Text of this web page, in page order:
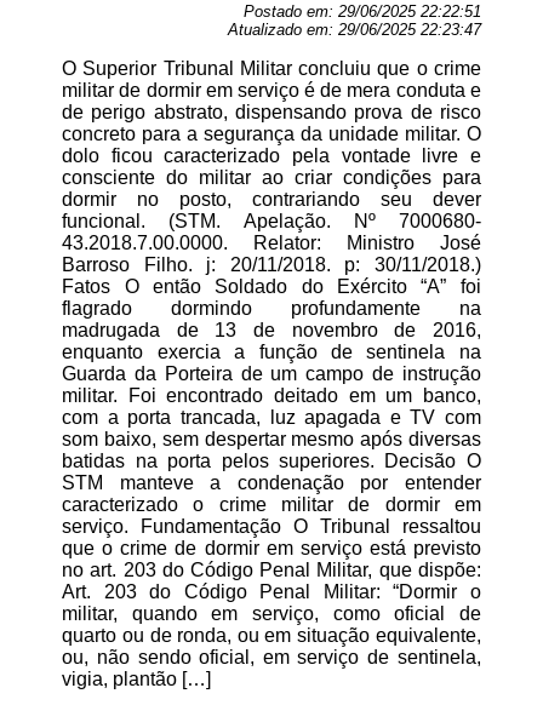
Postado em: 29/06/2025 22:22:51
Atualizado em: 29/06/2025 22:23:47
O Superior Tribunal Militar concluiu que o crime
militar de dormir em serviço é de mera conduta e
de perigo abstrato, dispensando prova de risco
concreto para a segurança da unidade militar. O
dolo ficou caracterizado pela vontade livre e
consciente do militar ao criar condições para
dormir no posto, contrariando seu dever
funcional. (STM. Apelação. Nº 7000680-
43.2018.7.00.0000. Relator: Ministro José
Barroso Filho. j: 20/11/2018. p: 30/11/2018.)
Fatos O então Soldado do Exército “A” foi
flagrado dormindo profundamente na
madrugada de 13 de novembro de 2016,
enquanto exercia a função de sentinela na
Guarda da Porteira de um campo de instrução
militar. Foi encontrado deitado em um banco,
com a porta trancada, luz apagada e TV com
som baixo, sem despertar mesmo após diversas
batidas na porta pelos superiores. Decisão O
STM manteve a condenação por entender
caracterizado o crime militar de dormir em
serviço. Fundamentação O Tribunal ressaltou
que o crime de dormir em serviço está previsto
no art. 203 do Código Penal Militar, que dispõe:
Art. 203 do Código Penal Militar: “Dormir o
militar, quando em serviço, como oficial de
quarto ou de ronda, ou em situação equivalente,
ou, não sendo oficial, em serviço de sentinela,
vigia, plantão […]